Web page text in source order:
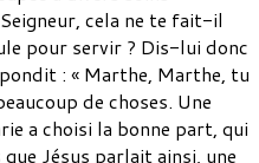
cela ne te fait-il
pour servir ? Dis-lui donc
: « Marthe, Marthe, tu
de choses. Une
a choisi la bonne part, qui
Jésus parlait ainsi, une